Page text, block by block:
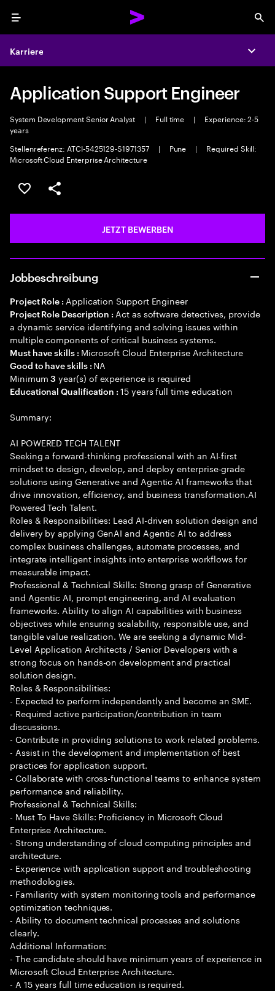
Menu
Karriere
Application Support Engineer
System Development Senior Analyst | Full time |
Experience: 2-5
years
Stellenreferenz: ATCI-5425129-S1971357
| Pune |
Required Skill:
Microsoft Cloud Enterprise Architecture
JOB SPEICHERN
Teilen
JETZT BEWERBEN
Jobbeschreibung
Project Role : Application Support Engineer
Project Role Description : Act as software detectives, provide
a dynamic service identifying and solving issues within
multiple components of critical business systems.
Must have skills : Microsoft Cloud Enterprise Architecture
Good to have skills : NA
Minimum3 year(s) of experience is required
Educational Qualification :15 years full time education
Summary:
AI POWERED TECH TALENT
Seeking a forward-thinking professional with an AI-first
mindset to design, develop, and deploy enterprise-grade
solutions using Generative and Agentic AI frameworks that
drive innovation, efficiency, and business transformation.AI
Powered Tech Talent.
Roles & Responsibilities: Lead AI-driven solution design and
delivery by applying GenAI and Agentic AI to address
complex business challenges, automate processes, and
integrate intelligent insights into enterprise workflows for
measurable impact.
Professional & Technical Skills: Strong grasp of Generative
and Agentic AI, prompt engineering, and AI evaluation
frameworks. Ability to align AI capabilities with business
objectives while ensuring scalability, responsible use, and
tangible value realization. We are seeking a dynamic Mid-
Level Application Architects / Senior Developers with a
strong focus on hands-on development and practical
solution design.
Roles & Responsibilities:
- Expected to perform independently and become an SME.
- Required active participation/contribution in team
discussions.
- Contribute in providing solutions to work related problems.
- Assist in the development and implementation of best
practices for application support.
- Collaborate with cross-functional teams to enhance system
performance and reliability.
Professional & Technical Skills:
- Must To Have Skills: Proficiency in Microsoft Cloud
Enterprise Architecture.
- Strong understanding of cloud computing principles and
architecture.
- Experience with application support and troubleshooting
methodologies.
- Familiarity with system monitoring tools and performance
optimization techniques.
- Ability to document technical processes and solutions
clearly.
Additional Information:
- The candidate should have minimum years of experience in
Microsoft Cloud Enterprise Architecture.
- A 15 years full time education is required.